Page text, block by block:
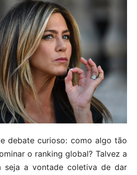
debate curioso: como algo tão
o ranking global? Talvez a
seja a vontade coletiva de dar